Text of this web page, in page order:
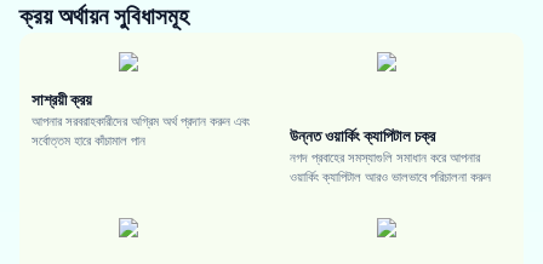
ক্রয় অর্থায়নসুবিধাসমূহ
সাশ্রয়ী ক্রয়
আপনার সরবরাহকারীদের অগ্রিম অর্থ প্রদান করুন এবং
সর্বোত্তম হারে কাঁচামাল পান
উন্নত ওয়ার্কিং ক্যাপিটাল চক্র
নগদ প্রবাহের সমস্যাগুলি সমাধান করে আপনার
ওয়ার্কিং ক্যাপিটাল আরও ভালভাবে পরিচালনা করুন